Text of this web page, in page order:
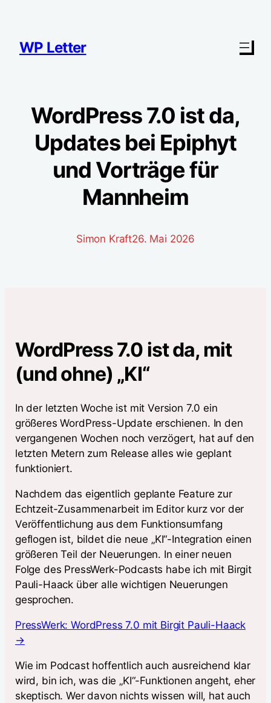
springen
WP Letter
WordPress 7.0 ist da,
Updates bei Epiphyt
und Vorträge für
Mannheim
Simon Kraft26. Mai 2026
WordPress 7.0 ist da, mit
(und ohne) „KI“
In der letzten Woche ist mit Version 7.0 ein
größeres WordPress-Update erschienen. In den
vergangenen Wochen noch verzögert, hat auf den
letzten Metern zum Release alles wie geplant
funktioniert.
Nachdem das eigentlich geplante Feature zur
Echtzeit-Zusammenarbeit im Editor kurz vor der
Veröffentlichung aus dem Funktionsumfang
geflogen ist, bildet die neue „KI“-Integration einen
größeren Teil der Neuerungen. In einer neuen
Folge des PressWerk-Podcasts habe ich mit Birgit
Pauli-Haack über alle wichtigen Neuerungen
gesprochen.
PressWerk: WordPress 7.0 mit Birgit Pauli-Haack
→
Wie im Podcast hoffentlich auch ausreichend klar
wird, bin ich, was die „KI“-Funktionen angeht, eher
skeptisch. Wer davon nichts wissen will, hat auch